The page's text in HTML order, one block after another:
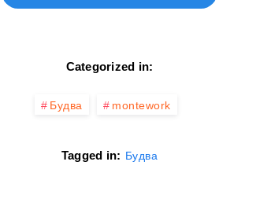
Categorized in:
Будва montework
Tagged in: Будва